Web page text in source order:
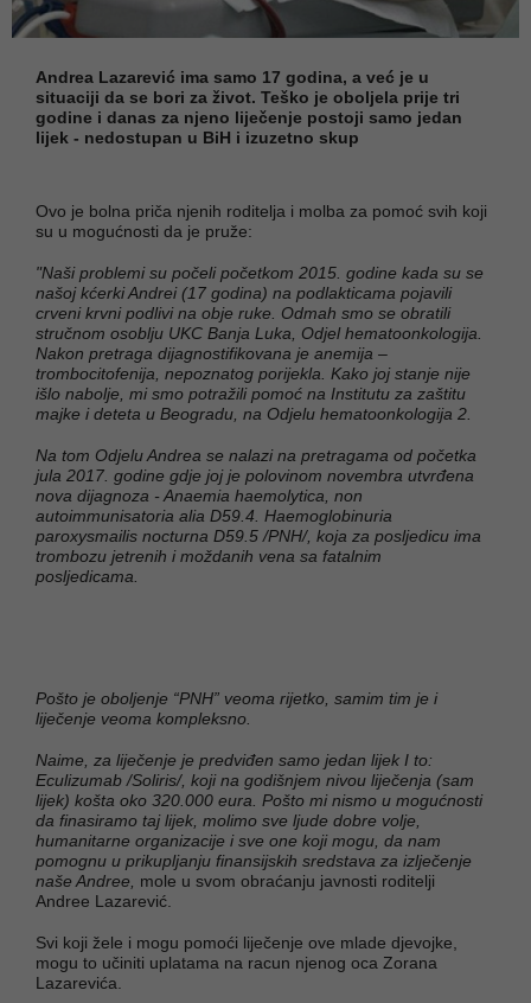
Andrea Lazarević ima samo 17 godina, a već je u
situaciji da se bori za život. Teško je oboljela prije tri
godine i danas za njeno liječenje postoji samo jedan
lijek - nedostupan u BiH i izuzetno skup
Ovo je bolna priča njenih roditelja i molba za pomoć svih koji
su u mogućnosti da je pruže:
"Naši problemi su počeli početkom 2015. godine kada su se
našoj kćerki Andrei (17 godina) na podlakticama pojavili
crveni krvni podlivi na obje ruke. Odmah smo se obratili
stručnom osoblju UKC Banja Luka, Odjel hematoonkologija.
Nakon pretraga dijagnostifikovana je anemija –
trombocitofenija, nepoznatog porijekla. Kako joj stanje nije
išlo nabolje, mi smo potražili pomoć na Institutu za zaštitu
majke i deteta u Beogradu, na Odjelu hematoonkologija 2.
Na tom Odjelu Andrea se nalazi na pretragama od početka
jula 2017. godine gdje joj je polovinom novembra utvrđena
nova dijagnoza - Anaemia haemolytica, non
autoimmunisatoria alia D59.4. Haemoglobinuria
paroxysmailis nocturna D59.5 /PNH/, koja za posljedicu ima
trombozu jetrenih i moždanih vena sa fatalnim
posljedicama.
Pošto je oboljenje “PNH” veoma rijetko, samim tim je i
liječenje veoma kompleksno.
Naime, za liječenje je predviđen samo jedan lijek I to:
Eculizumab /Soliris/, koji na godišnjem nivou liječenja (sam
lijek) košta oko 320.000 eura. Pošto mi nismo u mogućnosti
da finasiramo taj lijek, molimo sve ljude dobre volje,
humanitarne organizacije i sve one koji mogu, da nam
pomognu u prikupljanju finansijskih sredstava za izlječenje
naše Andree, mole u svom obraćanju javnosti roditelji
Andree Lazarević.
Svi koji žele i mogu pomoći liječenje ove mlade djevojke,
mogu to učiniti uplatama na racun njenog oca Zorana
Lazarevića.